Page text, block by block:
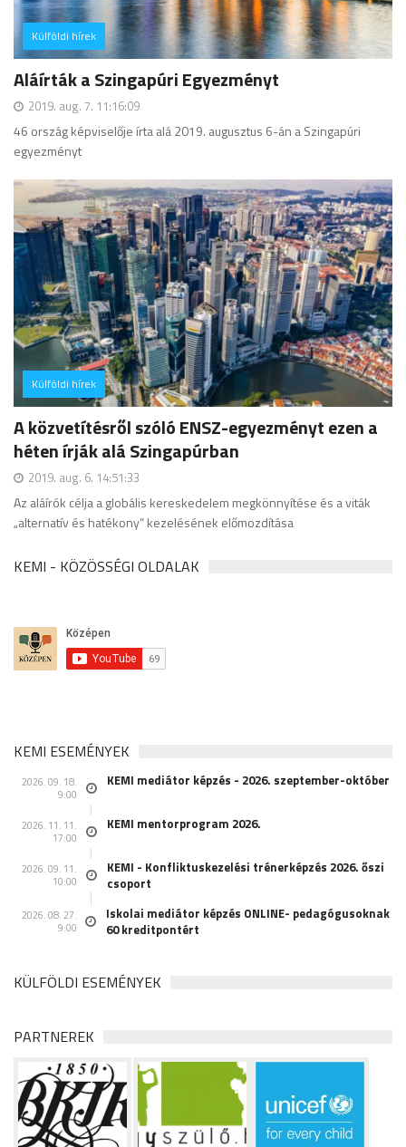
Külföldi hírek
hozzászólás
Aláírták a Szingapúri Egyezményt
2019. aug. 7. 11:16:09
46 ország képviselője írta alá 2019. augusztus 6-án a Szingapúri
egyezményt
Külföldi hírek
hozzászólás
A közvetítésről szóló ENSZ-egyezményt ezen a
héten írják alá Szingapúrban
2019. aug. 6. 14:51:33
Az aláírók célja a globális kereskedelem megkönnyítése és a viták
„alternatív és hatékony” kezelésének előmozdítása
KEMI - KÖZÖSSÉGI OLDALAK
KEMI ESEMÉNYEK
2026. 09. 18.
9:00
KEMI mediátor képzés - 2026. szeptember-október
2026. 11. 11.
17:00
KEMI mentorprogram 2026.
2026. 09. 11.
10:00
KEMI - Konfliktuskezelési trénerképzés 2026. őszi
csoport
2026. 08. 27.
9:00
Iskolai mediátor képzés ONLINE- pedagógusoknak
60 kreditpontért
KÜLFÖLDI ESEMÉNYEK
PARTNEREK